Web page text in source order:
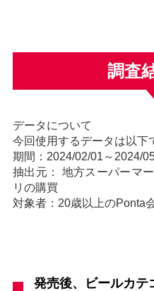
調査
データについて
今回使用するデータは以下
期間：2024/02/01～2024/
抽出元： 地方スーパーマ
リの購買
対象者：20歳以上のPonta
発売後、ビールカテ